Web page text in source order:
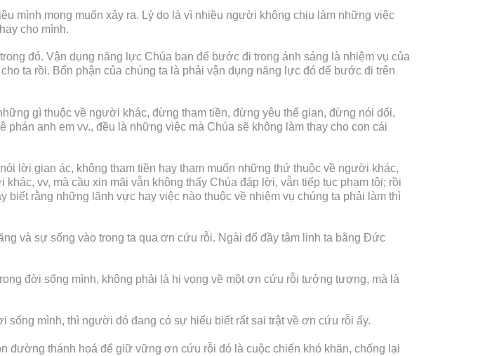
mình mong muốn xảy ra. Lý do là vì nhiều người không chịu làm những việc
cho mình.
đó. Vận dụng năng lực Chúa ban để bước đi trong ánh sáng là nhiệm vụ của
ta rồi. Bổn phận của chúng ta là phải vận dụng năng lực đó để bước đi trên
gì thuộc về người khác, đừng tham tiền, đừng yêu thế gian, đừng nói dối,
anh em vv., đều là những việc mà Chúa sẽ không làm thay cho con cái
lời gian ác, không tham tiền hay tham muốn những thứ thuộc về người khác,
vv, mà cầu xin mãi vẫn không thấy Chúa đáp lời, vẫn tiếp tục phạm tội; rồi
biết rằng những lãnh vực hay việc nào thuộc về nhiệm vụ chúng ta phải làm thì
và sự sống vào trong ta qua ơn cứu rỗi. Ngài đổ đầy tâm linh ta bằng Đức
đời sống mình, không phải là hi vọng về một ơn cứu rỗi tưởng tượng, mà là
mình, thì người đó đang có sự hiểu biết rất sai trật về ơn cứu rỗi ấy.
thánh hoá để giữ vững ơn cứu rỗi đó là cuộc chiến khó khăn, chống lại